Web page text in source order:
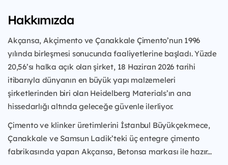
Hakkımızda
Akçansa, Akçimento ve Çanakkale Çimento’nun 1996
yılında birleşmesi sonucunda faaliyetlerine başladı. Yüzde
20,56’sı halka açık olan şirket, 18 Haziran 2026 tarihi
itibarıyla dünyanın en büyük yapı malzemeleri
şirketlerinden biri olan Heidelberg Materials’ın ana
hissedarlığı altında geleceğe güvenle ilerliyor.
Çimento ve klinker üretimlerini İstanbul Büyükçekmece,
Çanakkale ve Samsun Ladik’teki üç entegre çimento
fabrikasında yapan Akçansa, Betonsa markası ile hazır...